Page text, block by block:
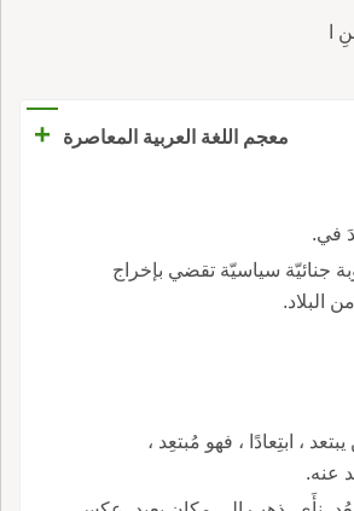
معجم اللغة العربية المعاصرة +
في.
جنائيّة سياسيّة تقضي بإخراج
البلاد.
، ابتِعادًا ، فهو مُبتعِد ،
عنه.